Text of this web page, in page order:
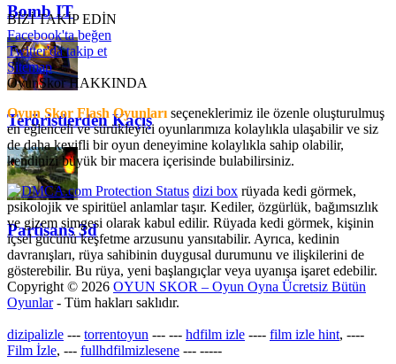
Bomb IT
Teröristlerden Kaçış
Partisans 3d
BİZİ TAKİP EDİN
Facebook'ta beğen
Twitter'da takip et
Sitemap
OyunSkor HAKKINDA
Oyun Skor Flash Oyunları seçeneklerimiz ile özenle oluşturulmuş
en eğlenceli ve sürükleyici oyunlarımıza kolaylıkla ulaşabilir ve siz
de daha keyifli bir oyun deneyimine kolaylıkla sahip olabilir,
kendinizi büyük bir macera içerisinde bulabilirsiniz.
dizi box rüyada kedi görmek​,
psikolojik ve spiritüel anlamlar taşır. Kediler, özgürlük, bağımsızlık
ve gizem simgesi olarak kabul edilir. Rüyada kedi görmek, kişinin
içsel gücünü keşfetme arzusunu yansıtabilir. Ayrıca, kedinin
davranışları, rüya sahibinin duygusal durumunu ve ilişkilerini de
gösterebilir. Bu rüya, yeni başlangıçlar veya uyanışa işaret edebilir.
Copyright © 2026 OYUN SKOR – Oyun Oyna Ücretsiz Bütün
Oyunlar- Tüm hakları saklıdır.
dizipalizle --- torrentoyun --- --- hdfilm izle ---- film izle hint, ----
Film İzle, --- fullhdfilmizlesene --- -----